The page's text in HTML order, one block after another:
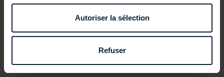
Autoriser la sélection
Refuser